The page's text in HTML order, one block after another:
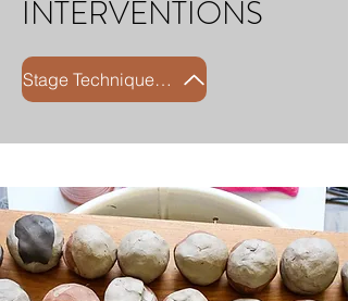
INTERVENTIONS
Stage Technique marbré